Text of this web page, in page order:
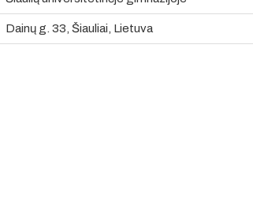
Dainų g. 33, Šiauliai, Lietuva